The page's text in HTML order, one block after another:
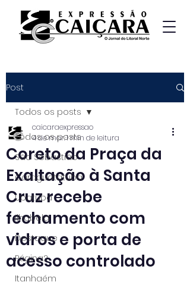
Post
Todos os posts
São Sebastião
Caraguatatuba
Ubatuba
Ilhabela
Destaque
Página2
Itanhaém
Todos os posts
Coreto da Praça da
Exaltação à Santa
Cruz recebe
fechamento com
vidros e porta de
acesso controlado
caicaraexpressao
4 de mar.1 min de leitura